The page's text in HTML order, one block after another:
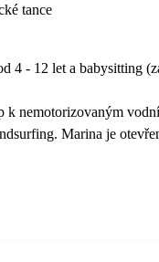
tance
4 - 12 let a babysitting
k nemotorizovaným
Marina je